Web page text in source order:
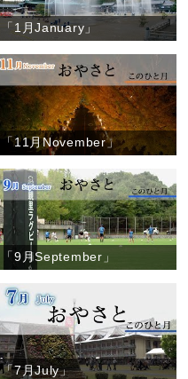
「1月January」
「11月November」
「9月September」
「7月July」